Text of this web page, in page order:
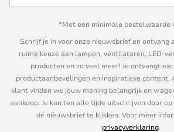
*Met een minimale bestelwaarde
Schrijf je in voor onze nieuwsbrief en ontvang
ruime keuze aan lampen, ventilatoren, LED-
producten en zo veel meer! Je ontvangt
productaanbevelingen en inspiratieve content.
klant vinden we jouw mening belangrijk en
aankoop. Je kan ten alle tijde uitschrijven door
de nieuwsbrief te klikken. Voor meer
privacyverklaring.